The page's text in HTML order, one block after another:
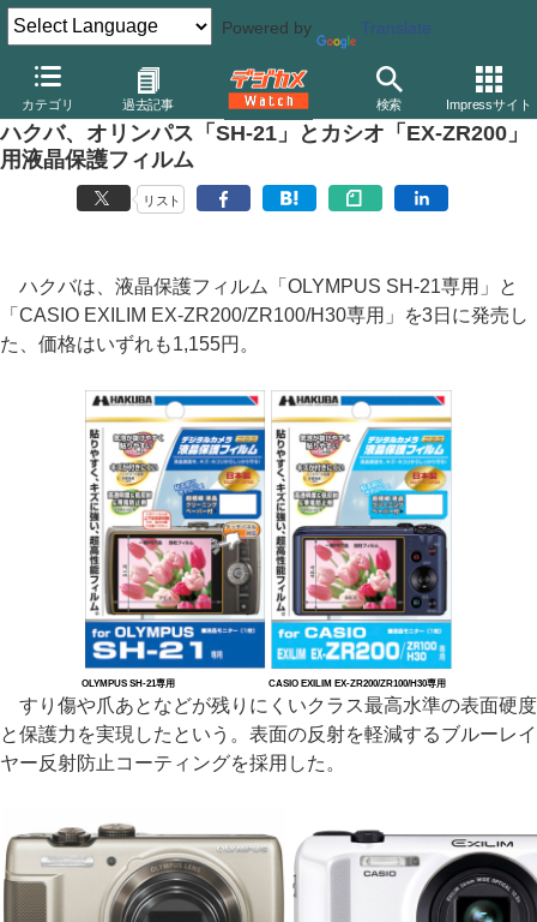
Powered by Translate
カテゴリ 過去記事 検索 Impressサイト
デジカメ Watch その他
ハクバ、オリンパス「SH-21」とカシオ「EX-ZR200」
用液晶保護フィルム
リスト
ハクバは、液晶保護フィルム「OLYMPUS SH-21専用」と
「CASIO EXILIM EX-ZR200/ZR100/H30専用」を3日に発売し
た、価格はいずれも1,155円。
OLYMPUS SH-21専用 CASIO EXILIM EX-ZR200/ZR100/H30専用
すり傷や爪あとなどが残りにくいクラス最高水準の表面硬度
と保護力を実現したという。表面の反射を軽減するブルーレイ
ヤー反射防止コーティングを採用した。